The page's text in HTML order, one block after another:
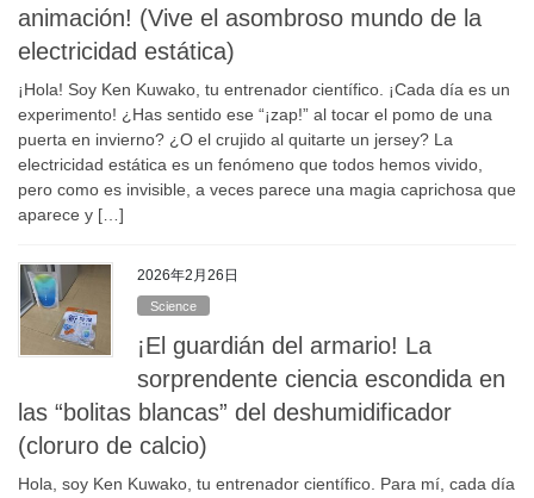
animación! (Vive el asombroso mundo de la
electricidad estática)
¡Hola! Soy Ken Kuwako, tu entrenador científico. ¡Cada día es un
experimento! ¿Has sentido ese “¡zap!” al tocar el pomo de una
puerta en invierno? ¿O el crujido al quitarte un jersey? La
electricidad estática es un fenómeno que todos hemos vivido,
pero como es invisible, a veces parece una magia caprichosa que
aparece y […]
2026年2月26日
Science
¡El guardián del armario! La
sorprendente ciencia escondida en
las “bolitas blancas” del deshumidificador
(cloruro de calcio)
Hola, soy Ken Kuwako, tu entrenador científico. Para mí, cada día